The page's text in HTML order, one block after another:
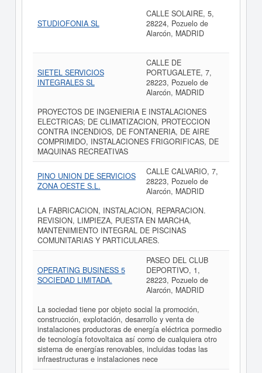
STUDIOFONIA SL
CALLE SOLAIRE, 5,
28224, Pozuelo de
Alarcón, MADRID
SIETEL SERVICIOS
INTEGRALES SL
CALLE DE
PORTUGALETE, 7,
28223, Pozuelo de
Alarcón, MADRID
PROYECTOS DE INGENIERIA E INSTALACIONES
ELECTRICAS; DE CLIMATIZACION, PROTECCION
CONTRA INCENDIOS, DE FONTANERIA, DE AIRE
COMPRIMIDO, INSTALACIONES FRIGORIFICAS, DE
MAQUINAS RECREATIVAS
PINO UNION DE SERVICIOS
ZONA OESTE S.L.
CALLE CALVARIO, 7,
28223, Pozuelo de
Alarcón, MADRID
LA FABRICACION, INSTALACION, REPARACION.
REVISION, LIMPIEZA, PUESTA EN MARCHA,
MANTENIMIENTO INTEGRAL DE PISCINAS
COMUNITARIAS Y PARTICULARES.
OPERATING BUSINESS 5
SOCIEDAD LIMITADA.
PASEO DEL CLUB
DEPORTIVO, 1,
28223, Pozuelo de
Alarcón, MADRID
La sociedad tiene por objeto social la promoción,
construcción, explotación, desarrollo y venta de
instalaciones productoras de energía eléctrica pormedio
de tecnología fotovoltaica así como de cualquiera otro
sistema de energías renovables, incluidas todas las
infraestructuras e instalaciones nece